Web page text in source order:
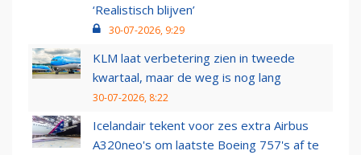
‘Realistisch blijven’
30-07-2026, 9:29
KLM laat verbetering zien in tweede
kwartaal, maar de weg is nog lang
30-07-2026, 8:22
Icelandair tekent voor zes extra Airbus
A320neo's om laatste Boeing 757's af te